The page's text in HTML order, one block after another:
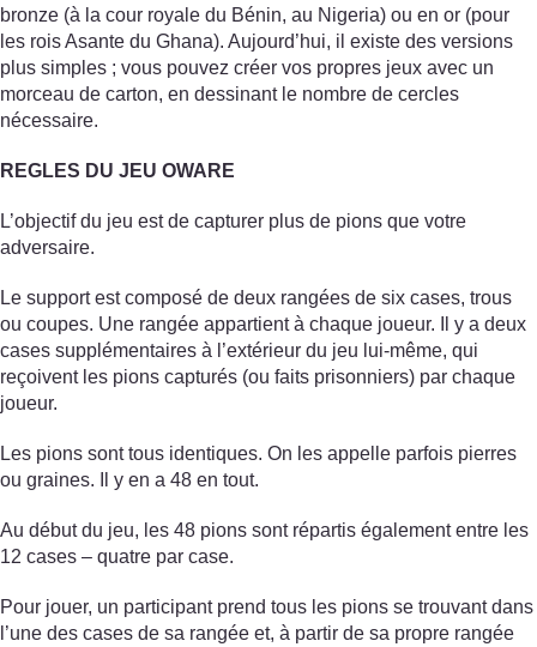
bronze (à la cour royale du Bénin, au Nigeria) ou en or (pour
les rois Asante du Ghana). Aujourd’hui, il existe des versions
plus simples ; vous pouvez créer vos propres jeux avec un
morceau de carton, en dessinant le nombre de cercles
nécessaire.
REGLES DU JEU OWARE
L’objectif du jeu est de capturer plus de pions que votre
adversaire.
Le support est composé de deux rangées de six cases, trous
ou coupes. Une rangée appartient à chaque joueur. Il y a deux
cases supplémentaires à l’extérieur du jeu lui-même, qui
reçoivent les pions capturés (ou faits prisonniers) par chaque
joueur.
Les pions sont tous identiques. On les appelle parfois pierres
ou graines. Il y en a 48 en tout.
Au début du jeu, les 48 pions sont répartis également entre les
12 cases – quatre par case.
Pour jouer, un participant prend tous les pions se trouvant dans
l’une des cases de sa rangée et, à partir de sa propre rangée